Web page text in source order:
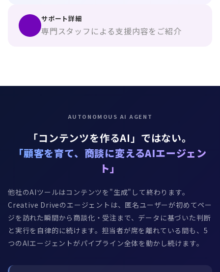
サポート詳細
専門スタッフによる支援内容をご紹介
AUTONOMOUS AI AGENT
「コンテンツを作るAI」ではない。
「顧客を育て、商談に変えるAIエージェン
ト」
他社のAIツールはコンテンツを"生成"して終わります。
Creative Driveのエージェントは、匿名ユーザーが初めてペー
ジを訪れた瞬間から商談化・受注まで、データに基づいた判断
と実行を自律的に続けます。担当者が席を離れている間も、5
つのAIエージェントがパイプライン全体を動かし続けます。